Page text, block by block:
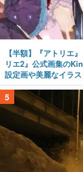
【半額】『アトリエ
リエ2』公式画集の
設定画や美麗なイラ
5